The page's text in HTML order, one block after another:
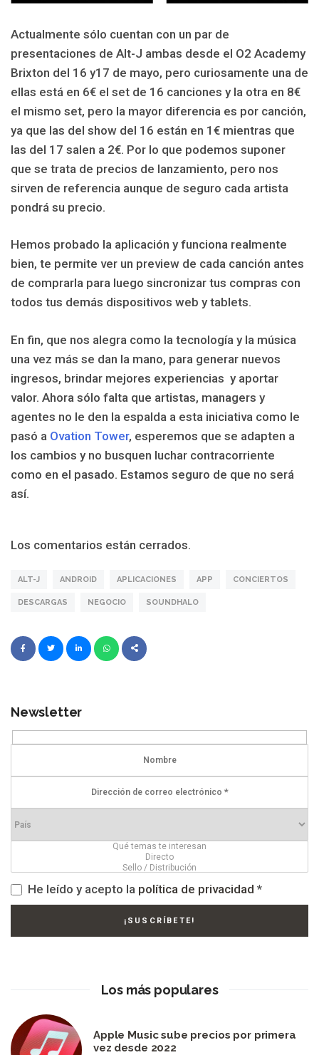
Actualmente sólo cuentan con un par de
presentaciones de Alt-J ambas desde el O2 Academy
Brixton del 16 y17 de mayo, pero curiosamente una de
ellas está en 6€ el set de 16 canciones y la otra en 8€
el mismo set, pero la mayor diferencia es por canción,
ya que las del show del 16 están en 1€ mientras que
las del 17 salen a 2€. Por lo que podemos suponer
que se trata de precios de lanzamiento, pero nos
sirven de referencia aunque de seguro cada artista
pondrá su precio.
Hemos probado la aplicación y funciona realmente
bien, te permite ver un preview de cada canción antes
de comprarla para luego sincronizar tus compras con
todos tus demás dispositivos web y tablets.
En fin, que nos alegra como la tecnología y la música
una vez más se dan la mano, para generar nuevos
ingresos, brindar mejores experiencias y aportar
valor. Ahora sólo falta que artistas, managers y
agentes no le den la espalda a esta iniciativa como le
pasó a Ovation Tower, esperemos que se adapten a
los cambios y no busquen luchar contracorriente
como en el pasado. Estamos seguro de que no será
así.
Los comentarios están cerrados.
ALT-J ANDROID APLICACIONES APP CONCIERTOS
DESCARGAS NEGOCIO SOUNDHALO
Newsletter
He leído y acepto la política de privacidad *
Los más populares
Apple Music sube precios por primera
vez desde 2022